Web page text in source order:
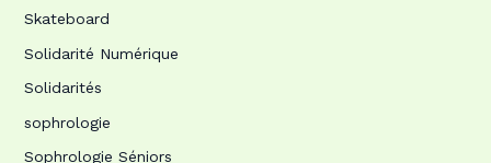
Skateboard
Solidarité Numérique
Solidarités
sophrologie
Sophrologie Séniors